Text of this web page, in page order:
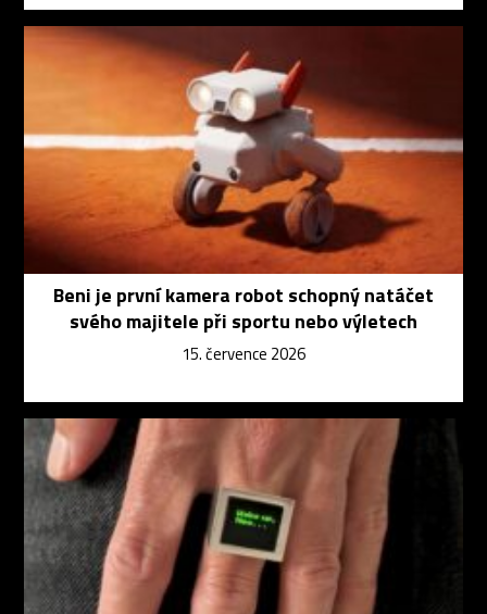
Beni je první kamera robot schopný natáčet
svého majitele při sportu nebo výletech
15. července 2026